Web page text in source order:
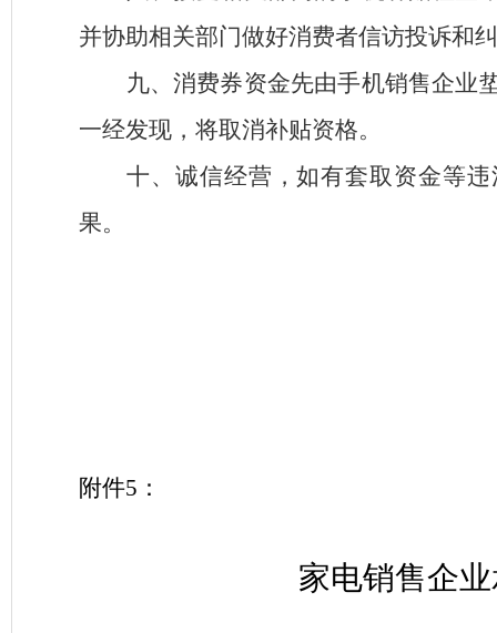
并协助相关部门做好消费者信访投诉和
九、消费券资金先由手机销售企业
一经发现，将取消补贴资格。
十、诚信经营，如有套取资金等
果。
附件5 ：
家电销售企